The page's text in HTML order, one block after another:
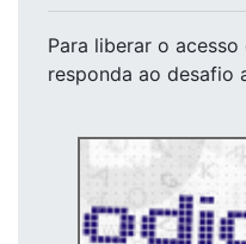
Para liberar o acesso
responda ao desafio